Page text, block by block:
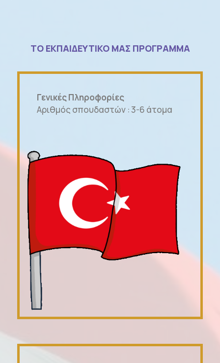
TO ΕΚΠΑΙΔΕΥΤΙΚΟ ΜΑΣ ΠΡΟΓΡΑΜΜΑ
Γενικές Πληροφορίες
Αριθμός σπουδαστών : 3-6 άτομα